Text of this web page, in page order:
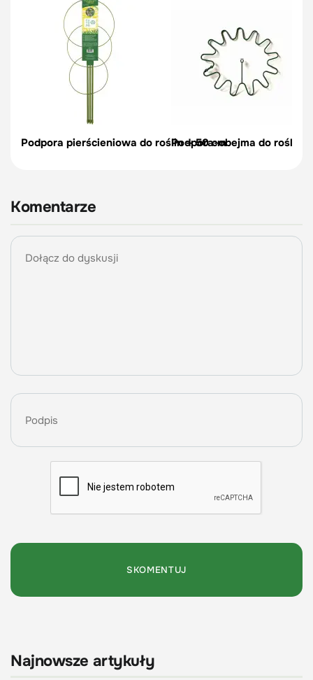
Podpora pierścieniowa do roślin – 50 cmPodpora-obejma do roślin,
Komentarze
Najnowsze artykuły